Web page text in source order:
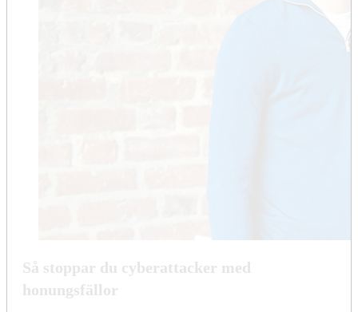
Så stoppar du cyberattacker med
honungsfällor